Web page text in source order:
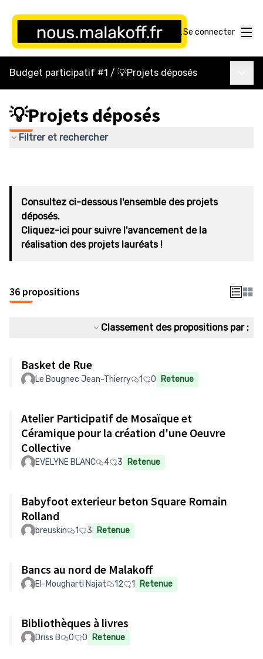
Se connecter
Budget participatif #1 / 💡Projets déposés
💡Projets déposés
Filtrer et rechercher
Consultez ci-dessous l'ensemble des projets
déposés.
Cliquez-ici pour suivre l'avancement de la
réalisation des projets lauréats !
36 propositions
Classement des propositions par :
Basket de Rue
Le Bougnec Jean-Thierry 1 0 Retenue
Atelier Participatif de Mosaïque et
Céramique pour la création d'une Oeuvre
Collective
EVELYNE BLANC 4 3 Retenue
Babyfoot exterieur beton Square Romain
Rolland
breuskin 1 3 Retenue
Bancs au nord de Malakoff
El-Mougharti Najat 12 1 Retenue
Bibliothèques à livres
Driss B 0 0 Retenue